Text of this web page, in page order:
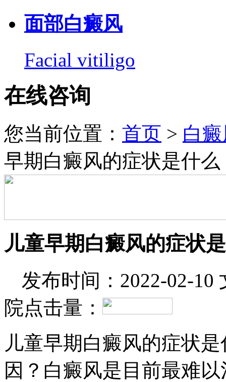
面部白癜风
Facial vitiligo
在线咨询
您当前位置： 首页 > 白
早期白癜风的症状是什么
儿童早期白癜风的症状
发布时间：2022-02-10
院点击量：
儿童早期白癜风的症状
因？白癜风是目前最难